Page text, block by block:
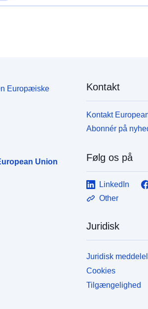
Europæiske
Union
Kontakt
Kontakt
Abonnér på
Følg os på
LinkedIn
Other
Juridisk
Juridisk
Cookies
Tilgængelighed